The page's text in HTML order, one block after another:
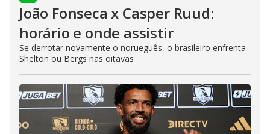
João Fonseca x Casper Ruud:
horário e onde assistir
Se derrotar novamente o norueguês, o brasileiro enfrenta
Shelton ou Bergs nas oitavas